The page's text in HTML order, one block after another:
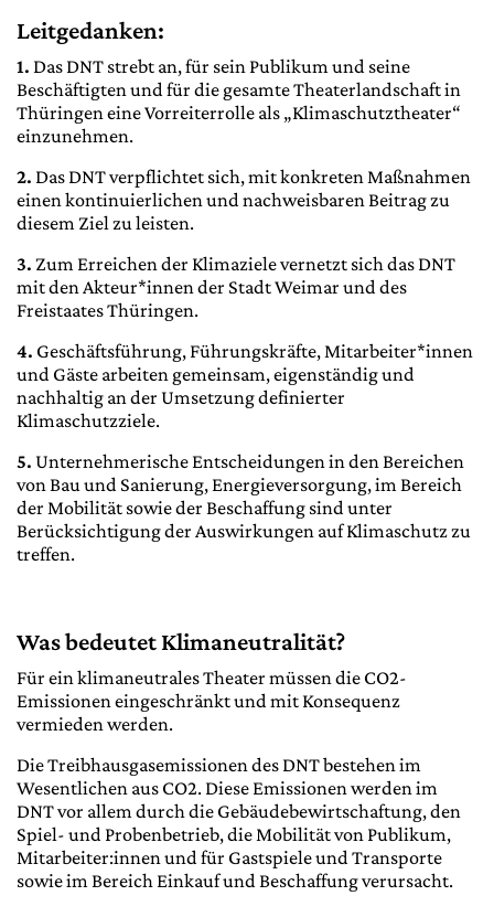
Leitgedanken:
1. Das DNT strebt an, für sein Publikum und seine
Beschäftigten und für die gesamte Theaterlandschaft in
Thüringen eine Vorreiterrolle als „Klimaschutztheater“
einzunehmen.
2. Das DNT verpflichtet sich, mit konkreten Maßnahmen
einen kontinuierlichen und nachweisbaren Beitrag zu
diesem Ziel zu leisten.
3. Zum Erreichen der Klimaziele vernetzt sich das DNT
mit den Akteur*innen der Stadt Weimar und des
Freistaates Thüringen.
4. Geschäftsführung, Führungskräfte, Mitarbeiter*innen
und Gäste arbeiten gemeinsam, eigenständig und
nachhaltig an der Umsetzung definierter
Klimaschutzziele.
5. Unternehmerische Entscheidungen in den Bereichen
von Bau und Sanierung, Energieversorgung, im Bereich
der Mobilität sowie der Beschaffung sind unter
Berücksichtigung der Auswirkungen auf Klimaschutz zu
treffen.
Was bedeutet Klimaneutralität?
Für ein klimaneutrales Theater müssen die CO2-
Emissionen eingeschränkt und mit Konsequenz
vermieden werden.
Die Treibhausgasemissionen des DNT bestehen im
Wesentlichen aus CO2. Diese Emissionen werden im
DNT vor allem durch die Gebäudebewirtschaftung, den
Spiel- und Probenbetrieb, die Mobilität von Publikum,
Mitarbeiter:innen und für Gastspiele und Transporte
sowie im Bereich Einkauf und Beschaffung verursacht.